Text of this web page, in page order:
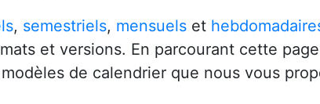
, semestriels, mensuelset
et versions. En parcourant cette
de calendrier que nous vous